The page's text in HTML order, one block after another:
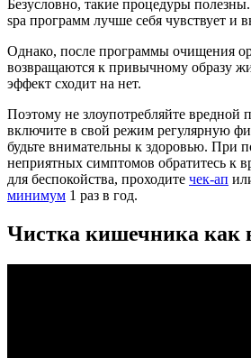
Безусловно, такие процедуры
spa программ лучше себя чувствует и
Однако, после программы очищения
возвращаются к привычному образу
эффект сходит на нет.
Поэтому не злоупотребляйте вредной
включите в свой режим регулярную
будьте внимательны к здоровью. При
неприятных симптомов обратитесь к
для беспокойства, проходите чек-ап
минимум 1 раз в год.
Чистка кишечника как